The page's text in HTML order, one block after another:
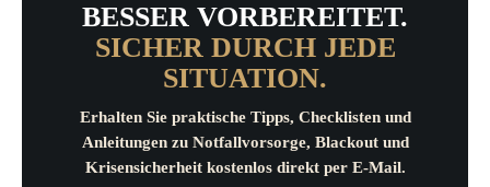
BESSER VORBEREITET.
SICHER DURCH JEDE
SITUATION.
Erhalten Sie praktische Tipps, Checklisten und
Anleitungen zu Notfallvorsorge, Blackout und
Krisensicherheit kostenlos direkt per E-Mail.